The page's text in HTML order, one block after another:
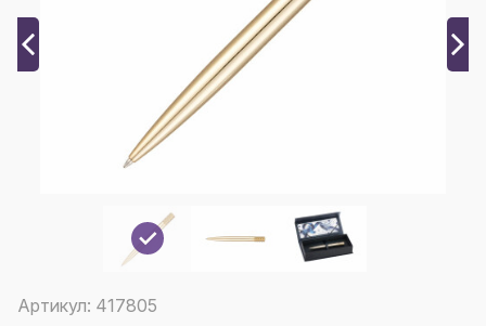
Артикул: 417805